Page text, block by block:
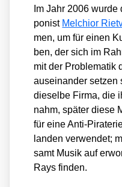
Im Jahr 2006
po­nist Mel­chi­or
men, um für einen
ben, der sich im
mit der Pro­ble­ma­tik
aus­ein­an­der set­zen
die­sel­be Fir­ma, die
nahm, spä­ter die­se
für eine Anti-
lan­den ver­wen­det;
samt Musik auf
Rays fin­den.